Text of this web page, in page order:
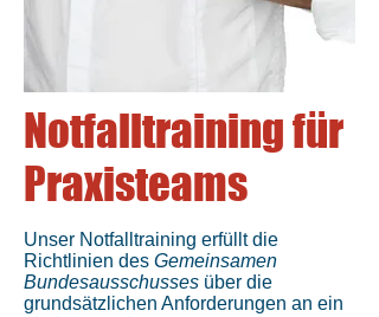
Notfalltraining für
Praxisteams
Unser Notfalltraining erfüllt die
Richtlinien des Gemeinsamen
Bundesausschusses über die
grundsätzlichen Anforderungen an ein